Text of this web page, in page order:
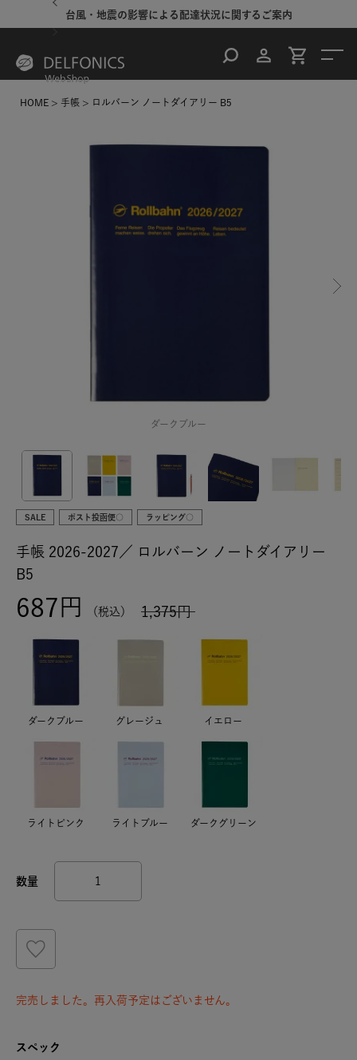
台風・地震の影響による配達状況に関するご案内
HOME 手帳 ロルバーン ノートダイアリー B5
ダークブルー
SALE ポスト投函便○ ラッピング○
手帳 2026-2027／ ロルバーン ノートダイアリー
B5
1,375
687 税込
ダークブルー グレージュ イエロー
ライトピンク ライトブルー ダークグリーン
完売しました。再入荷予定はございません。
スペック